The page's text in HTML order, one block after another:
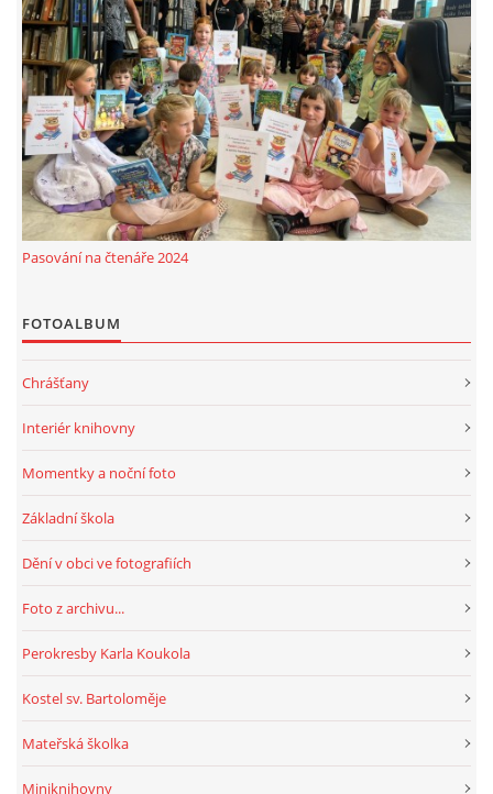
MOBILNÍ APLIKACE
FREE WIFI
VÝZNAČNÍ RODÁCI
FOTOALBUM
SLUŽBY
KNIHOVNÍ ŘÁD
HRY, KVÍZY, VZDĚLÁVÁNÍ ON-LINE
Pasování na čtenáře 2024
FOTOALBUM
Chrášťany
Interiér knihovny
Momentky a noční foto
Základní škola
Dění v obci ve fotografiích
Foto z archivu...
Perokresby Karla Koukola
Kostel sv. Bartoloměje
Mateřská školka
Miniknihovny